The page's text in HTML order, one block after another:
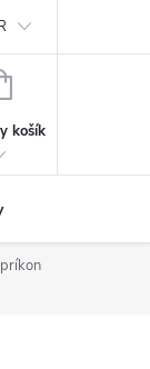
NÁKUPNÝ
košík